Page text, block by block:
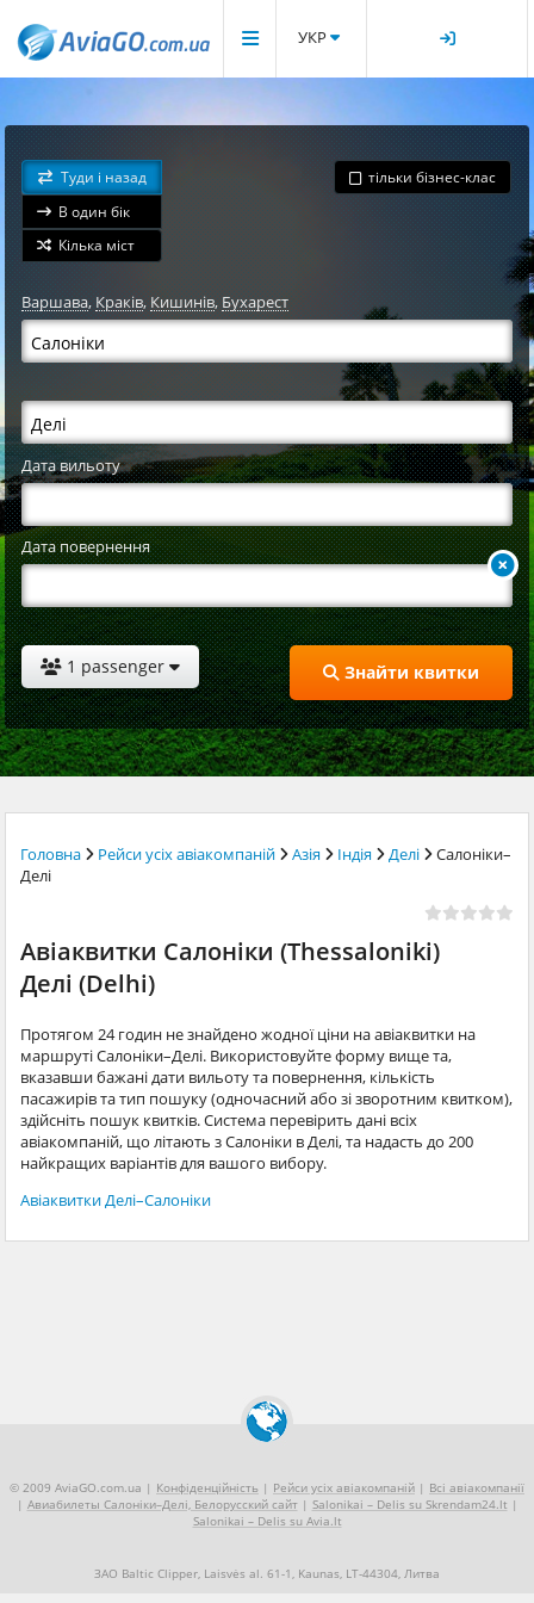
УКР
Туди і назад
В один бік
Кілька міст
тільки бізнес-клас
Варшава, Краків,Кишинів,Бухарест
Дата вильоту
Дата повернення
1 passenger Знайти квитки
Головна Рейси усіх авіакомпаній Азія Індія Делі
Салоніки–
Делі
Авіаквитки Салоніки (Thessaloniki)
Делі (Delhi)
Протягом 24 годин не знайдено жодної ціни на авіаквитки на
маршруті Салоніки–Делі. Використовуйте форму вище та,
вказавши бажані дати вильоту та повернення, кількість
пасажирів та тип пошуку (одночасний або зі зворотним квитком),
здійсніть пошук квитків. Система перевірить дані всіх
авіакомпаній, що літають з Салоніки в Делі, та надасть до 200
найкращих варіантів для вашого вибору.
Авіаквитки Делі–Салоніки
© 2009 AviaGO.com.ua | Конфіденційність | Рейси усіх авіакомпаній | Всі авіакомпанії
| Авиабилеты Салоніки–Делі, Белорусский сайт| Salonikai – Delis su Skrendam24.lt |
Salonikai – Delis su Avia.lt
ЗАО Baltic Clipper, Laisvės al. 61-1, Kaunas, LT-44304, Литва